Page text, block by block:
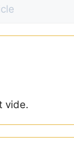
vide.